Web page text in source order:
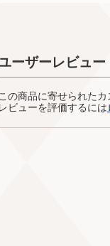
ーザーレビュー
この商品に寄せられた
レビューを評価するには